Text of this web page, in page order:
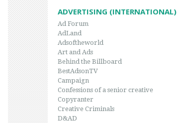
ADVERTISING (INTERNATIONAL)
Ad Forum
AdLand
Adsoftheworld
Art and Ads
Behind the Billboard
BestAdsonTV
Campaign
Confessions of a senior creative
Copyranter
Creative Criminals
D&AD